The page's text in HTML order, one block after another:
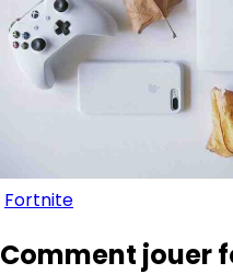
Fortnite
Comment jouer